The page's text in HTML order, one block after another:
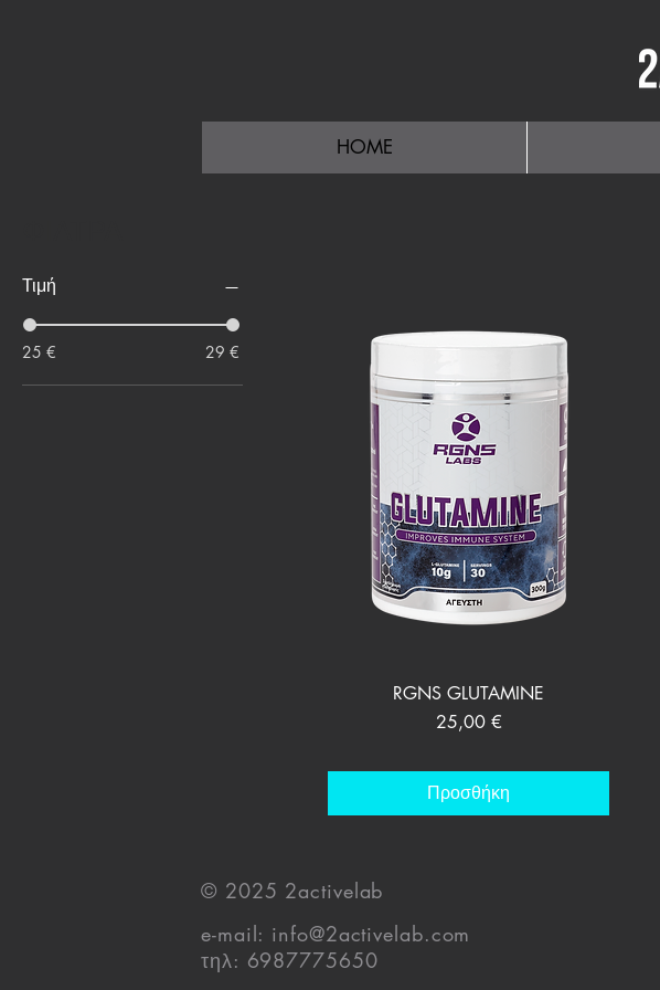
HOME
Τιμή
25 € 29 €
Γρήγορη προβολή
RGNS GLUTAMINE
Τιμή
25,00 €
Προσθήκη
© 2025 2activelab
e-mail: info@2activelab.com
τηλ: 6987775650